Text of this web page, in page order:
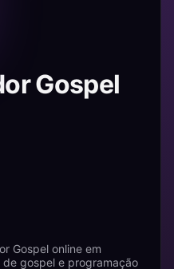
Gospel
Gospel online em
de gospel e programação